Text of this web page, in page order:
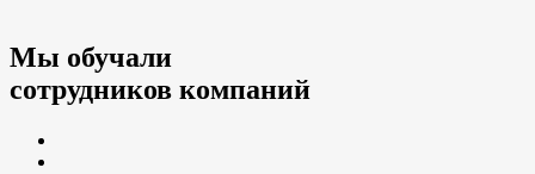
Мы обучали
сотрудников компаний